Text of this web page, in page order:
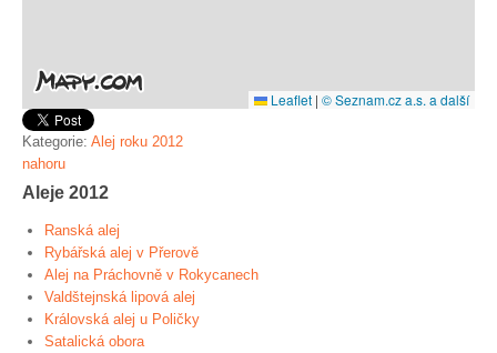
Leaflet | © Seznam.cz a.s. a další
Kategorie: Alej roku 2012
nahoru
Aleje 2012
Ranská alej
Rybářská alej v Přerově
Alej na Práchovně v Rokycanech
Valdštejnská lipová alej
Královská alej u Poličky
Satalická obora